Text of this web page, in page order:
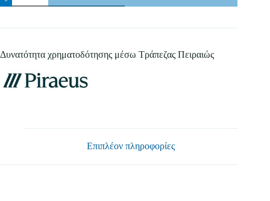
Αποστολή
FLEX
Δυνατότητα χρηματοδότησης μέσω Τράπεζας Πειραιώς
Επιπλέον πληροφορίες